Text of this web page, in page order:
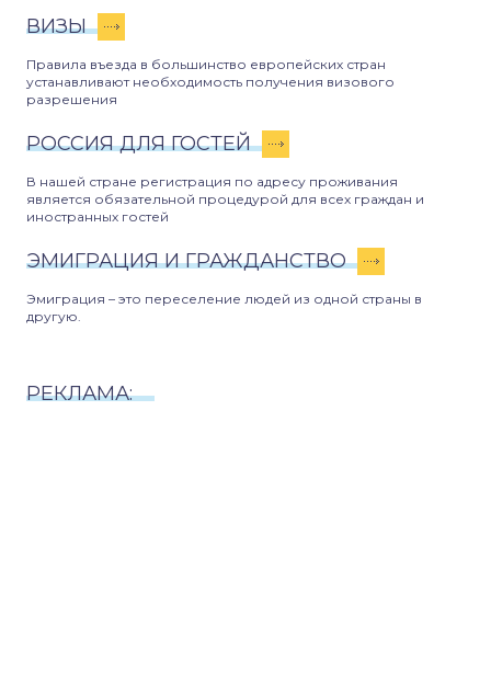
ВИЗЫ
Правила въезда в большинство европейских стран
устанавливают необходимость получения визового
разрешения
РОССИЯ ДЛЯ ГОСТЕЙ
В нашей стране регистрация по адресу проживания
является обязательной процедурой для всех граждан и
иностранных гостей
ЭМИГРАЦИЯ И ГРАЖДАНСТВО
Эмиграция – это переселение людей из одной страны в
другую.
РЕКЛАМА: